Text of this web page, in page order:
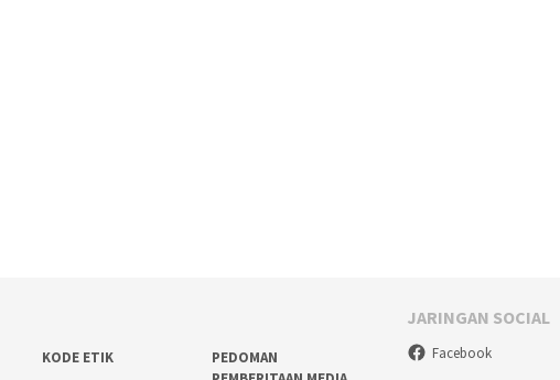
KODE ETIK
PEDOMAN
JARINGAN SOCIAL
Facebook